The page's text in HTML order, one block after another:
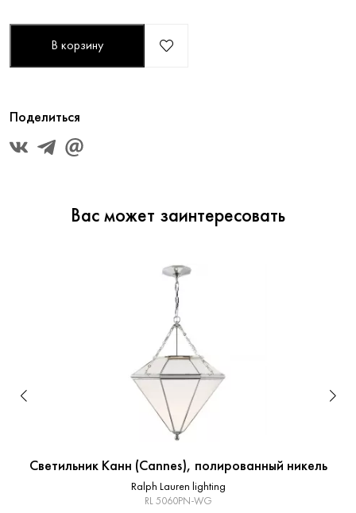
В корзину
Поделиться
Вас может заинтересовать
Светильник Канн (Cannes), полированный никель
Ralph Lauren lighting
RL 5060PN-WG